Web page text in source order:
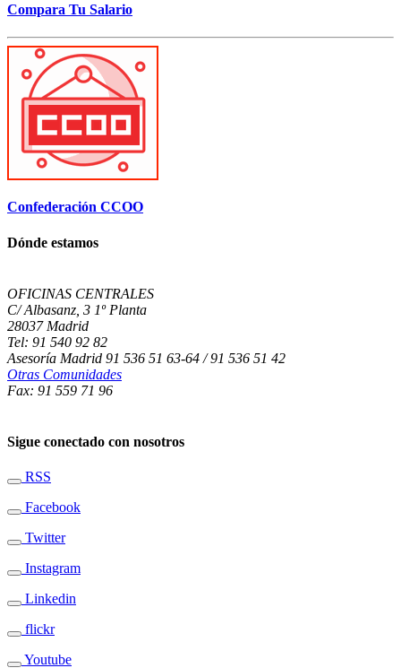
Compara Tu Salario
Confederación CCOO
Dónde estamos
OFICINAS CENTRALES
C/ Albasanz, 3 1º Planta
28037 Madrid
Tel: 91 540 92 82
Asesoría Madrid 91 536 51 63-64 / 91 536 51 42
Otras Comunidades
Fax: 91 559 71 96
Sigue conectado con nosotros
RSS
Facebook
Twitter
Instagram
Linkedin
flickr
Youtube